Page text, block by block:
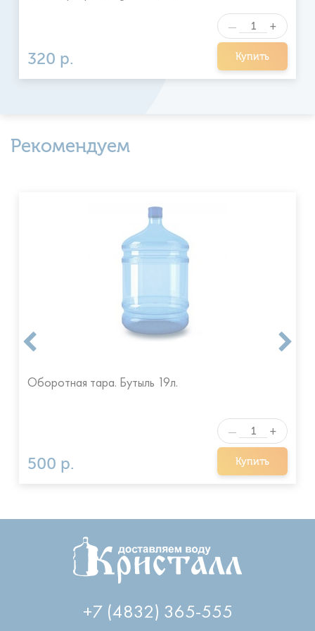
320 р. Купить
— +
Рекомендуем
Оборотная тара. Бутыль 19л.
500 р. Купить
— +
+7 (4832) 365-555